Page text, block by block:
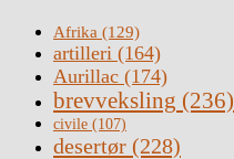
Afrika (129)
artilleri (164)
Aurillac (174)
brevveksling (236)
civile (107)
desertør (228)